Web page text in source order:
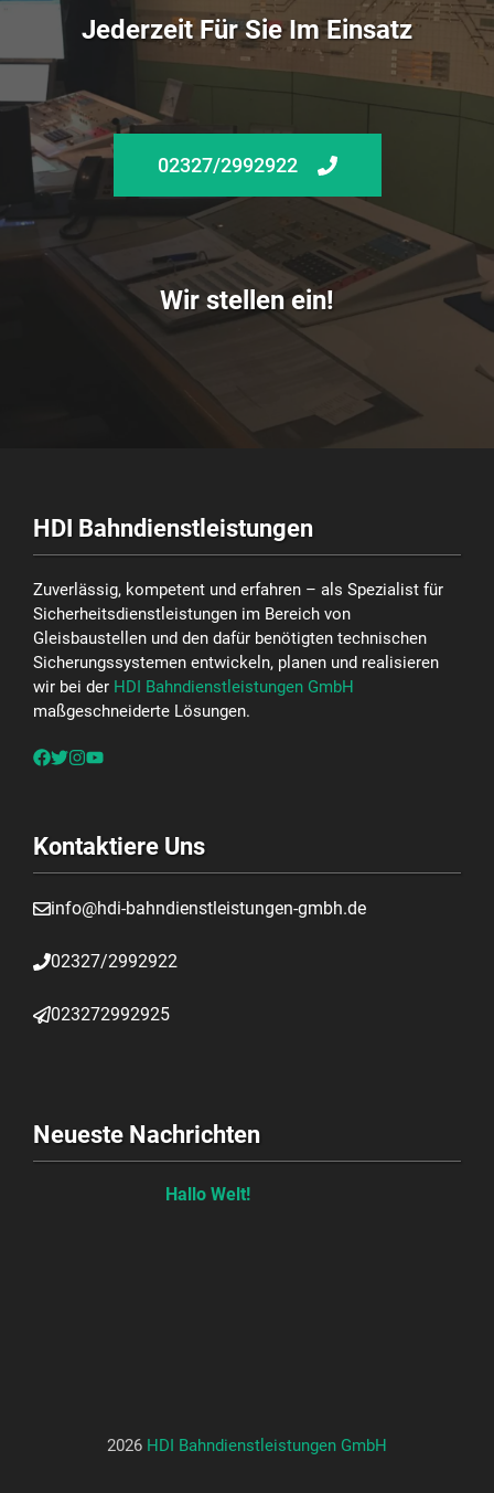
Jederzeit Für Sie Im Einsatz
02327/2992922
Wir stellen ein!
HDI Bahndienstleistungen
Zuverlässig, kompetent und erfahren – als Spezialist für
Sicherheitsdienstleistungen im Bereich von
Gleisbaustellen und den dafür benötigten technischen
Sicherungssystemen entwickeln, planen und realisieren
wir bei der HDI Bahndienstleistungen GmbH
maßgeschneiderte Lösungen.
Kontaktiere Uns
info@hdi-bahndienstleistungen-gmbh.de
02327/2992922
023272992925
Neueste Nachrichten
Hallo Welt!
2026 HDI Bahndienstleistungen GmbH